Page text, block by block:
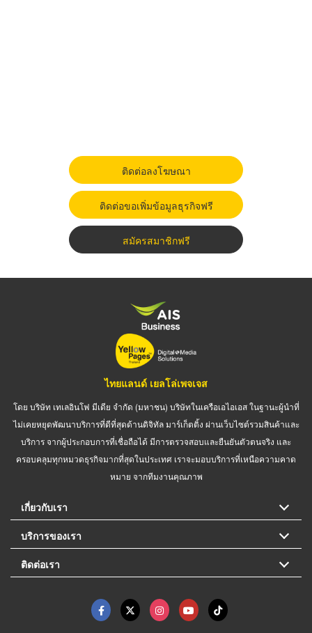
ติดต่อลงโฆษณา
ติดต่อขอเพิ่มข้อมูลธุรกิจฟรี
สมัครสมาชิกฟรี
ไทยแลนด์ เยลโล่เพจเจส
โดย บริษัท เทเลอินโฟ มีเดีย จำกัด (มหาชน) บริษัทในเครือเอไอเอส ในฐานะผู้นำที่
ไม่เคยหยุดพัฒนาบริการที่ดีที่สุดด้านดิจิทัล มาร์เก็ตติ้ง ผ่านเว็บไซต์รวมสินค้าและ
บริการ จากผู้ประกอบการที่เชื่อถือได้ มีการตรวจสอบและยืนยันตัวตนจริง และ
ครอบคลุมทุกหมวดธุรกิจมากที่สุดในประเทศ เราจะมอบบริการที่เหนือความคาด
หมาย จากทีมงานคุณภาพ
เกี่ยวกับเรา
บริการของเรา
ติดต่อเรา